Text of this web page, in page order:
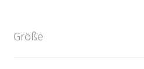
Größe